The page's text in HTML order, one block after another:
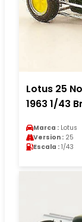
Lotus 25
1963 1/43
Marca : Lotus
Version : 25
Escala : 1/43